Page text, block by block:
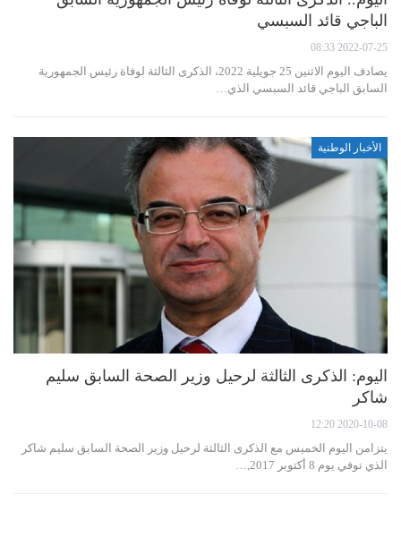
الباجي قائد السبسي
2022-07-25 08:33
يصادف اليوم الاثنين 25 جويلية 2022، الذكرى الثالثة لوفاة رئيس الجمهورية
السابق الباجي قائد السبسي الذي…
الأخبار الوطنية
اليوم: الذكرى الثالثة لرحيل وزير الصحة السابق سليم
شاكر
2020-10-08 12:20
يتزامن اليوم الخميس مع الذكرى الثالثة لرحيل وزير الصحة السابق سليم شاكر
الذي توفي يوم 8 أكتوبر 2017,…